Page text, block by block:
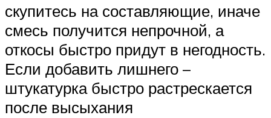
скупитесь на составляющие, иначе
смесь получится непрочной, а
откосы быстро придут в негодность.
Если добавить лишнего –
штукатурка быстро растрескается
после высыхания